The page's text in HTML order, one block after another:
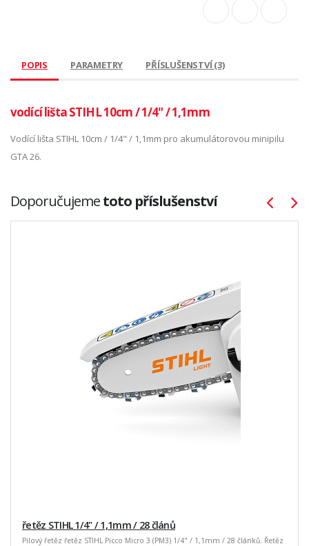
POPIS PARAMETRY PŘÍSLUŠENSTVÍ (3)
vodící lišta STIHL 10cm / 1/4" / 1,1mm
Vodící lišta STIHL 10cm / 1/4" / 1,1mm pro akumulátorovou minipilu
GTA 26.
Doporučujemetoto příslušenství
řetěz STIHL 1/4" / 1,1mm / 28 článů
Pilový řetěz řetěz STIHL Picco Micro 3 (PM3) 1/4" / 1,1mm / 28 článků. Řetěz